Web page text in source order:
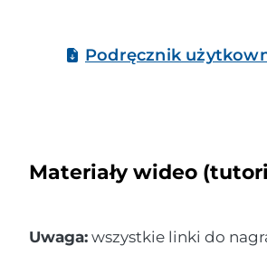
Podręcznik
Materiały wideo
Uwaga: wszystkie linki do